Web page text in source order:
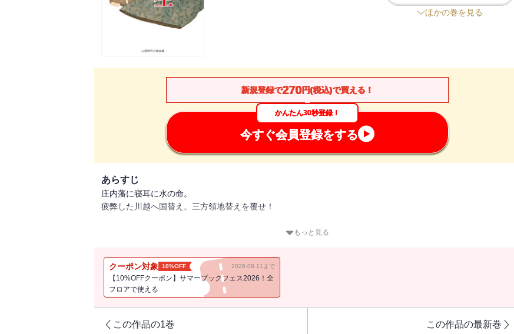
ほかの巻を見る
新規登録で270円(税込)で買える！
かんたん30秒登録！
今すぐ会員登録をする
あらすじ
庄内藩に寝耳に水の命。
疲弊した川越へ国替え。三方領地替えを覆せ！
三代目を待つのどか屋にみちのく訛りの訳あり客。
越訴衆の江戸での秘策に、のどか屋の常連客らも……。
旅籠付き小料理のどか屋ではこの秋にやや子が生まれる。三代目を心待ちにしているのどか屋に、なにやら訳あ
りの、みちのく訛りの客が来た。庄内藩の百姓衆という。庄内藩には寝耳に水の沙汰が下されていた。裕福な庄
内から疲弊した川越国替えだ。非道なる三方領地替えを沙汰止みに！ 百姓と雖も二君に仕えずと、越訴衆は庄
内から全国へ、そして江戸へ……。
もっと見る
クーポン対象 10%OFF 2026.08.11まで
【10%OFFクーポン】サマーブックフェス2026！全
フロアで使える
この作品の1巻 この作品の最新巻